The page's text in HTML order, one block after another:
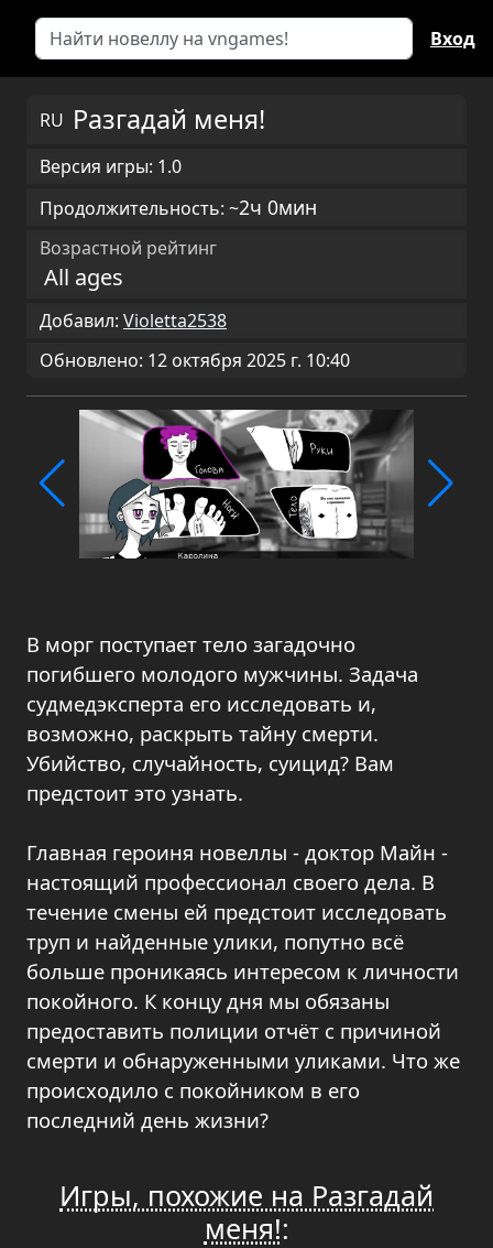
Вход
RU Разгадай меня!
Версия игры: 1.0
Продолжительность: ~2ч 0мин
Возрастной рейтинг
All ages
Добавил: Violetta2538
Обновлено: 12 октября 2025 г. 10:40
В морг поступает тело загадочно
погибшего молодого мужчины. Задача
судмедэксперта его исследовать и,
возможно, раскрыть тайну смерти.
Убийство, случайность, суицид? Вам
предстоит это узнать.
Главная героиня новеллы - доктор Майн -
настоящий профессионал своего дела. В
течение смены ей предстоит исследовать
труп и найденные улики, попутно всё
больше проникаясь интересом к личности
покойного. К концу дня мы обязаны
предоставить полиции отчёт с причиной
смерти и обнаруженными уликами. Что же
происходило с покойником в его
последний день жизни?
Игры, похожие на Разгадай
меня!: